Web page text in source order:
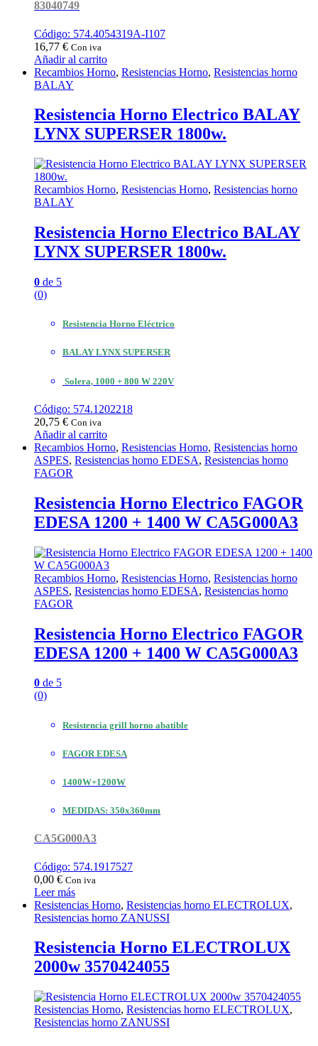
83040749
Código: 574.4054319A-I107
16,77 € Con iva
Añadir al carrito
Recambios Horno, Resistencias Horno, Resistencias horno
BALAY
Resistencia Horno Electrico BALAY
LYNX SUPERSER 1800w.
Recambios Horno, Resistencias Horno, Resistencias horno
BALAY
Resistencia Horno Electrico BALAY
LYNX SUPERSER 1800w.
0 de 5
(0)
Resistencia Horno Eléctrico
BALAY LYNX SUPERSER
Solera, 1000 + 800 W 220V
Código: 574.1202218
20,75 € Con iva
Añadir al carrito
Recambios Horno, Resistencias Horno, Resistencias horno
ASPES, Resistencias horno EDESA, Resistencias horno
FAGOR
Resistencia Horno Electrico FAGOR
EDESA 1200 + 1400 W CA5G000A3
Recambios Horno, Resistencias Horno, Resistencias horno
ASPES, Resistencias horno EDESA, Resistencias horno
FAGOR
Resistencia Horno Electrico FAGOR
EDESA 1200 + 1400 W CA5G000A3
0 de 5
(0)
Resistencia grill horno abatible
FAGOR EDESA
1400W+1200W
MEDIDAS: 350x360mm
CA5G000A3
Código: 574.1917527
0,00 € Con iva
Leer más
Resistencias Horno, Resistencias horno ELECTROLUX,
Resistencias horno ZANUSSI
Resistencia Horno ELECTROLUX
2000w 3570424055
Resistencias Horno, Resistencias horno ELECTROLUX,
Resistencias horno ZANUSSI